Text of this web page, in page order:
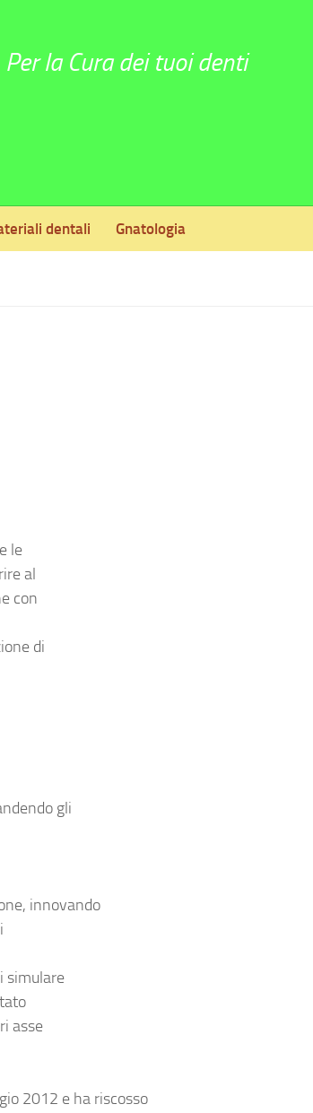
Per la Cura dei tuoi denti
dentali Gnatologia
le
al
con
di
gli
innovando
simulare
asse
2012 e ha riscosso